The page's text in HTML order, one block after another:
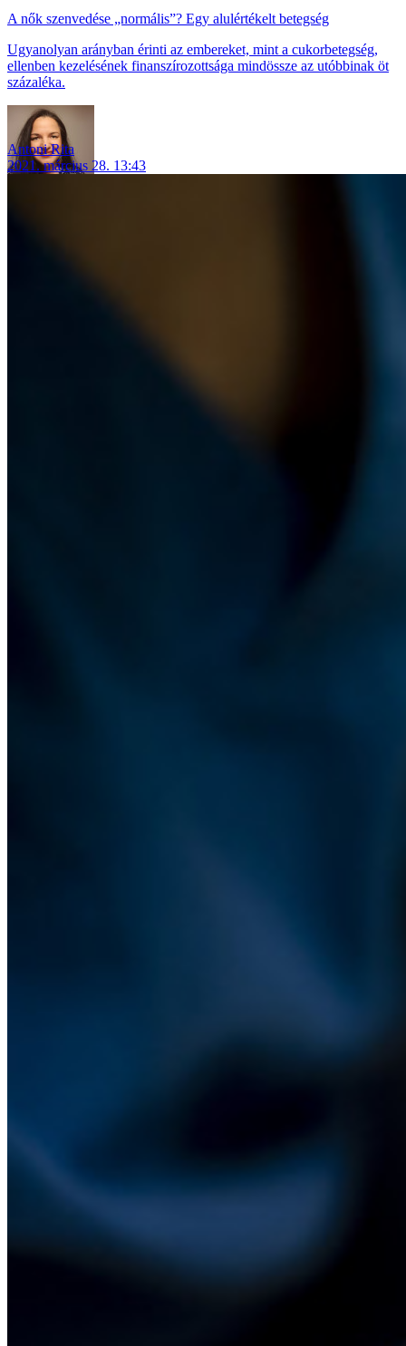
A nők szenvedése „normális”? Egy alulértékelt betegség
Ugyanolyan arányban érinti az embereket, mint a cukorbetegség,
ellenben kezelésének finanszírozottsága mindössze az utóbbinak öt
százaléka.
Antoni Rita
2021. március 28. 13:43